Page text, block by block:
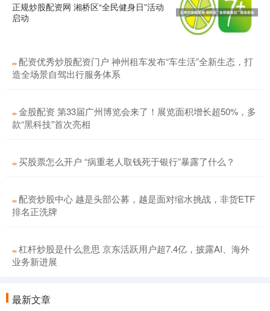
正规炒股配资网 湘桥区“全民健身日”活动
启动
配资优秀炒股配资门户 神州租车发布“车生活”全新生态，打
造全场景自驾出行服务体系
金股配资 第33届广州博览会来了！展览面积增长超50%，多
款“黑科技”首次亮相
买股票怎么开户 “病重老人取钱死于银行”暴露了什么？
配资炒股中心 越是头部公募，越是面对缩水挑战，非货ETF
排名正洗牌
杠杆炒股是什么意思 京东活跃用户超7.4亿，披露AI、海外
业务新进展
最新文章